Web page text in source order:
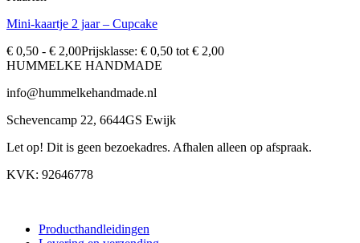
Mini-kaartje 2 jaar – Cupcake
€ 0,50 - € 2,00Prijsklasse: € 0,50 tot € 2,00
HUMMELKE HANDMADE
info@hummelkehandmade.nl
Schevencamp 22, 6644GS Ewijk
Let op! Dit is geen bezoekadres. Afhalen alleen op afspraak.
KVK: 92646778
Producthandleidingen